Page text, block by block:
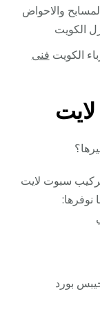
والاحواض
الكويت
الكويت فنى
سبوت لايت
نوفرها:
بورد